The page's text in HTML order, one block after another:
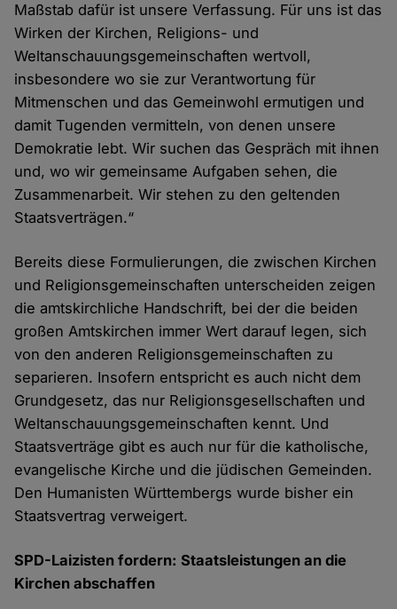
Maßstab dafür ist unsere Verfassung. Für uns ist das
Wirken der Kirchen, Religions- und
Weltanschauungsgemeinschaften wertvoll,
insbesondere wo sie zur Verantwortung für
Mitmenschen und das Gemeinwohl ermutigen und
damit Tugenden vermitteln, von denen unsere
Demokratie lebt. Wir suchen das Gespräch mit ihnen
und, wo wir gemeinsame Aufgaben sehen, die
Zusammenarbeit. Wir stehen zu den geltenden
Staatsverträgen.“
Bereits diese Formulierungen, die zwischen Kirchen
und Religionsgemeinschaften unterscheiden zeigen
die amtskirchliche Handschrift, bei der die beiden
großen Amtskirchen immer Wert darauf legen, sich
von den anderen Religionsgemeinschaften zu
separieren. Insofern entspricht es auch nicht dem
Grundgesetz, das nur Religionsgesellschaften und
Weltanschauungsgemeinschaften kennt. Und
Staatsverträge gibt es auch nur für die katholische,
evangelische Kirche und die jüdischen Gemeinden.
Den Humanisten Württembergs wurde bisher ein
Staatsvertrag verweigert.
SPD-Laizisten fordern: Staatsleistungen an die
Kirchen abschaffen